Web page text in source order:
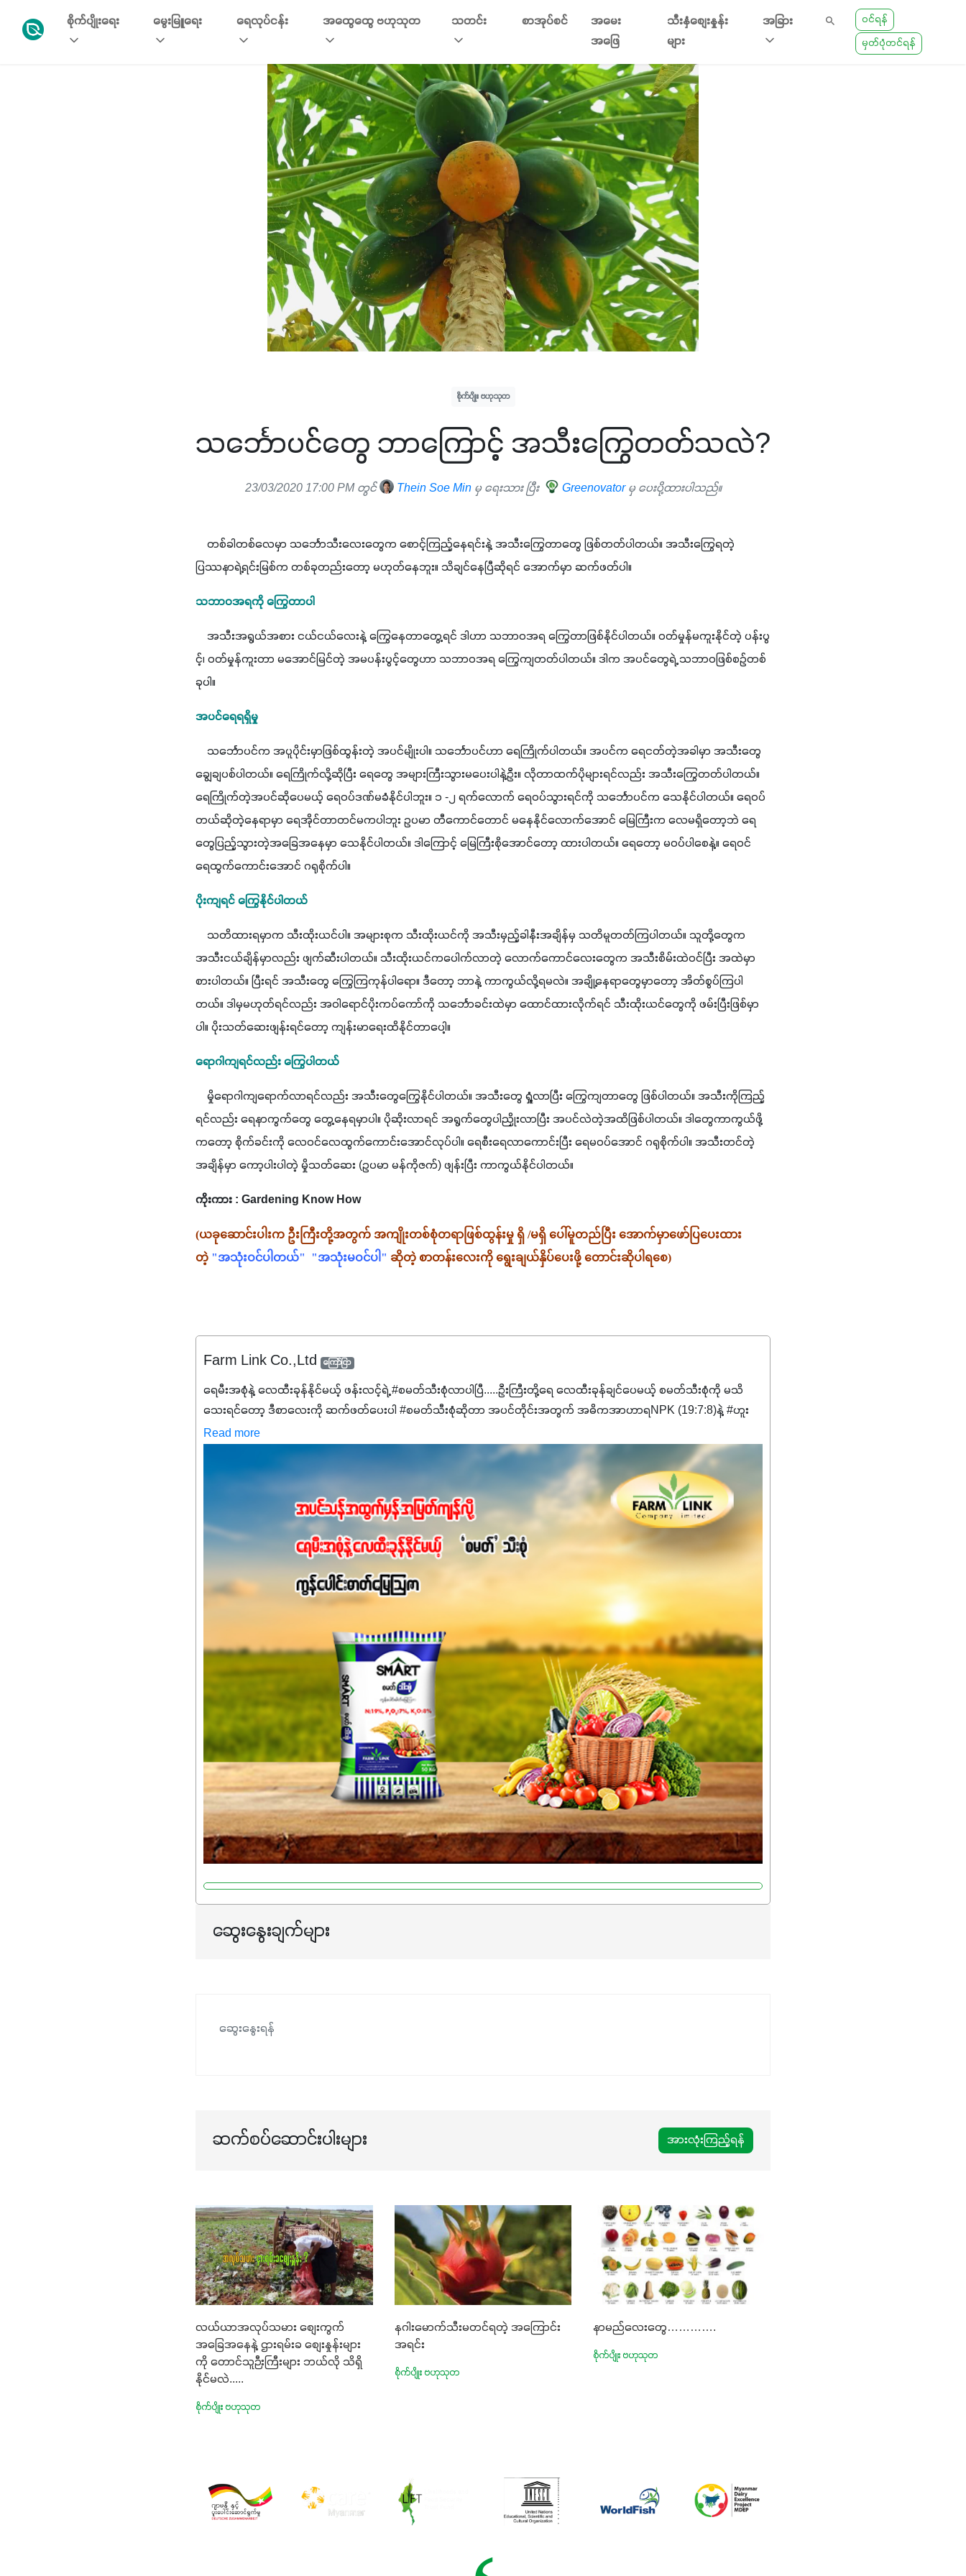
စိုက်ပျိုးရေး မွေးမြူရေး ရေလုပ်ငန်း အထွေထွေ ဗဟုသုတ သတင်း စာအုပ်စင်
အမေး
အဖြေ
သီးနှံစျေးနှုန်း
များ
အခြား
ဝင်ရန်
မှတ်ပုံတင်ရန်
စိုက်ပျိုး ဗဟုသုတ
သင်္ဘောပင်တွေ ဘာကြောင့် အသီးကြွေတတ်သလဲ?
23/03/2020 17:00 PM တွင် Thein Soe Minမှ ရေးသား ပြီး Greenovator မှ ပေးပို့ထားပါသည်။
တစ်ခါတစ်လေမှာ သင်္ဘောသီးလေးတွေက စောင့်ကြည့်နေရင်းနဲ့ အသီးကြွေတာတွေ ဖြစ်တတ်ပါတယ်။ အသီးကြွေရတဲ့
ပြဿနာရဲ့ရင်းမြစ်က တစ်ခုတည်းတော့ မဟုတ်နေဘူး။ သိချင်နေပြီဆိုရင် အောက်မှာ ဆက်ဖတ်ပါ။
သဘာဝအရကို ကြွေတာပါ
အသီးအရွယ်အစား ငယ်ငယ်လေးနဲ့ ကြွေနေတာတွေ့ရင် ဒါဟာ သဘာဝအရ ကြွေတာဖြစ်နိုင်ပါတယ်။ ဝတ်မှုန်မကူးနိုင်တဲ့ ပန်းပွ
င့်၊ ဝတ်မှုန်ကူးတာ မအောင်မြင်တဲ့ အမပန်းပွင့်တွေဟာ သဘာဝအရ ကြွေကျတတ်ပါတယ်။ ဒါက အပင်တွေရဲ့ သဘာဝဖြစ်စဉ်တစ်
ခုပါ။
အပင်ရေရရှိမှု
သင်္ဘောပင်က အပူပိုင်းမှာဖြစ်ထွန်းတဲ့ အပင်မျိုးပါ။ သင်္ဘောပင်ဟာ ရေကြိုက်ပါတယ်။ အပင်က ရေငတ်တဲ့အခါမှာ အသီးတွေ
ချွေချပစ်ပါတယ်။ ရေကြိုက်လို့ဆိုပြီး ရေတွေ အများကြီးသွားမပေးပါနဲ့ဦး။ လိုတာထက်ပိုများရင်လည်း အသီးကြွေတတ်ပါတယ်။​
ရေကြိုက်တဲ့အပင်ဆိုပေမယ့် ရေဝပ်ဒဏ်မခံနိုင်ပါဘူး။ ၁ -၂ ရက်လောက် ရေဝပ်သွားရင်ကို သင်္ဘောပင်က သေနိုင်ပါတယ်။ ရေဝပ်
တယ်ဆိုတဲ့နေရာမှာ ရေအိုင်တာတင်မကပါဘူး ဥပမာ တီကောင်တောင် မနေနိုင်လောက်အောင် မြေကြီးက လေမရှိတော့ဘဲ ရေ
တွေပြည့်သွားတဲ့အခြေအနေမှာ သေနိုင်ပါတယ်။ ဒါကြောင့် မြေကြီးစိုအောင်တော့ ထားပါတယ်။ ရေတော့ မဝပ်ပါစေနဲ့။ ရေဝင်
ရေထွက်ကောင်းအောင် ဂရုစိုက်ပါ။
ပိုးကျရင် ကြွေနိုင်ပါတယ်
သတိထားရမှာက သီးထိုးယင်ပါ။ အများစုက သီးထိုးယင်ကို အသီးမှည့်ခါနီးအချိန်မှ သတိမူတတ်ကြပါတယ်။ သူတို့တွေက
အသီးငယ်ချိန်မှာလည်း ဖျက်ဆီးပါတယ်။ သီးထိုးယင်ကပေါက်လာတဲ့ လောက်ကောင်လေးတွေက အသီးစိမ်းထဲဝင်ပြီး အထဲမှာ
စားပါတယ်။ ပြီးရင် အသီးတွေ ကြွေကြကုန်ပါရော။ ဒီတော့ ဘာနဲ့ ကာကွယ်လို့ရမလဲ။ အချို့နေရာတွေမှာတော့ အိတ်စွပ်ကြပါ
တယ်။ ဒါမှမဟုတ်ရင်လည်း အဝါရောင်ပိုးကပ်ကော်ကို သင်္ဘောခင်းထဲမှာ ထောင်ထားလိုက်ရင် သီးထိုးယင်တွေကို ဖမ်းပြီးဖြစ်မှာ
ပါ။ ပိုးသတ်ဆေးဖျန်းရင်တော့ ကျန်းမာရေးထိနိုင်တာပေါ့။
ရောဂါကျရင်လည်း ကြွေပါတယ်
မှိုရောဂါကျရောက်လာရင်လည်း အသီးတွေကြွေနိုင်ပါတယ်။ အသီးတွေ ရှုံ့လာပြီး ကြွေကျတာတွေ ဖြစ်ပါတယ်။ အသီးကိုကြည့်
ရင်လည်း ရေနာကွက်တွေ တွေ့နေရမှာပါ။ ပိုဆိုးလာရင် အရွက်တွေပါညှိုးလာပြီး အပင်လဲတဲ့အထိဖြစ်ပါတယ်။ ဒါတွေကာကွယ်ဖို့
ကတော့ စိုက်ခင်းကို လေဝင်လေထွက်ကောင်းအောင်လုပ်ပါ။ ရေစီးရေလာကောင်းပြီး ရေမဝပ်အောင် ဂရုစိုက်ပါ။ အသီးတင်တဲ့
အချိန်မှာ ကော့ပါးပါတဲ့ မှိုသတ်ဆေး (ဥပမာ မန်ကိုဇက်) ဖျန်းပြီး ကာကွယ်နိုင်ပါတယ်။
ကိုးကား : Gardening Know How
(ယခုဆောင်းပါးက ဦးကြီးတို့အတွက် အကျိုးတစ်စုံတရာဖြစ်ထွန်းမှု ရှိ /မရှိ ပေါ်မူတည်ပြီး အောက်မှာဖော်ပြပေးထား
တဲ့ "အသုံးဝင်ပါတယ်"  "အသုံးမဝင်ပါ" ဆိုတဲ့ စာတန်းလေးကို ရွေးချယ်နှိပ်ပေးဖို့ တောင်းဆိုပါရစေ)
Farm Link Co.,Ltd ကြော်ငြာ
ရေမီးအစုံနဲ့ လေထီးခုန်နိုင်မယ့် ဖန်းလင့်ရဲ့ #စမတ်သီးစုံလာပါပြီ.....ဦးကြီးတို့ရေ ‌လေထီးခုန်ချင်ပေမယ့် စမတ်သီးစုံကို မသိ
သေးရင်တော့ ဒီစာလေးကို ဆက်ဖတ်‌ပေးပါ #စမတ်သီးစုံဆိုတာ အပင်တိုင်းအတွက် အဓိကအာဟာရNPK (19:7:8)နဲ့ #ဟူး
မစ်အက်စစ်တို့ အချိုးကျ ပေါင်းစပ်ထားတဲ့ ကွန်ပေါင်းဓာတ်မြေဩဇာဖြစ်ပါတယ်။ အဓိကအကျိုးကျေးဇူးတွေအနေနဲ့ကတော့
နိုက်ထရိုဂျင် 19%ပါဝင်တဲ့အတွက် ကလိုရိုဖီးလ်ဖွဲ့စည်းမှုကို အားပေးကာ သီးနှံပင်များ၏အရွက်များစိမ်းလန်းသန်စွမ်းပြီး အစာ
ချက်လုပ်မှုအားကောင်းစေပါတယ်။ အပင်၏ပင်ပိုင်းကြီးထွားမှုကို တိုးမြင့်စေကာ အပင်သန်၍ အကြီးမြန်စေပါတယ်။
သင့်တော်တဲ့ Phosphorus 7%ပါဝင်မှုကြောင့် အပင်ရဲ့ အမြစ်ဖွဲ့စည်းတည်ဆောက်မှုကို ပို၍သန်မာလာအောင် အားပေးပါ
တယ်။ ဒါ့အပြင် ပန်းပွင့်ခြင်း၊အသီးသီးခြင်း၊အစေ့တည်ခြင်းလုပ်ငန်းစဉ်များကိုလည်း အားပေးပါတယ်။ လုံလောက်တဲ့
Potassium 8%က အပင်ရဲ့ ရောဂါဒဏ်၊ရာသီဥတုဒဏ်ခံနိုင်ရည်ရှိမှုကို မြင့်တက်စေပြီး အသီးအရည်အသွေး၊ အရွယ်အစားနဲ့
အရသာ ပိုမိုကောင်းမွန်စေဖို့အတွက် လိုအပ်တဲ့အာဟာရဓာတ်ဖြစ်ပါတယ်။ ဟူးမစ်အက်စစ်ပါဝင်ပေါင်းစပ်ထားတဲ့အတွက်
အာဟာရဓာတ်စုပ်ယူမှုကောင်းမွန်လာခြင်း၊မြေဆီလွှာဖွဲ့စည်းပုံနှင့်ရေထိန်းနိုင်စွမ်းအားကောင်းလာခြင်းအပါအဝင်
အကျိုးကျေးဇူးများစွာကိုရရှိစေမှာဖြစ်ပါတယ်။ စပါးအပါအဝင် နှံစားသီးနှံများ၊ပဲအမျိုးမျိုး၊ဟင်းသီးဟင်းရွက်နဲ့ ဥယျာဉ်ခြံသီးနှံ
အားလုံးမှာ အသုံးပြုနိုင်တယ်ဆိုတော့ တစ်မျိုးတည်းနဲ့ အားလုံးပါဖက်(perfect)မယ့် စမတ်သီးစုံနော် အရွေးမမှားတာသေချာပြီ
မလို့ အတွေးမများဘဲ သီးနှံတိုင်းကြီးထွားအောင် ဖန်းလင့်ရဲ့ #စမတ်သီးစုံကို သုံးကြပါစို့....
Read more
ဆွေးနွေးချက်များ
ဆွေးနွေးရန်
ဆက်စပ်ဆောင်းပါးများ အားလုံးကြည့်ရန်
လယ်ယာအလုပ်သမား စျေးကွက်
အခြေအနေနဲ့ ဌားရမ်းခ စျေးနှုန်းများ
ကို တောင်သူဉီးကြီးများ ဘယ်လို သိရှိ
နိုင်မလဲ.....
စိုက်ပျိုး ဗဟုသုတ
နဂါးမောက်သီးမတင်ရတဲ့ အကြောင်း
အရင်း
စိုက်ပျိုး ဗဟုသုတ
နာမည်လေးတွေ………….
စိုက်ပျိုး ဗဟုသုတ